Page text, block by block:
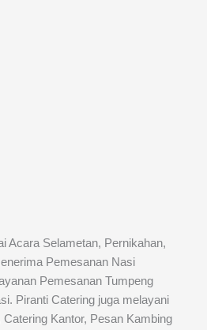
Acara Selametan, Pernikahan,
Pemesanan Nasi
Pemesanan Tumpeng
Piranti Catering juga melayani
Kantor, Pesan Kambing